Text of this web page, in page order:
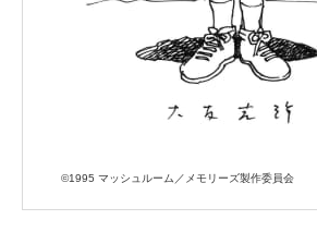
©1995 マッシュルーム／メモリーズ製作委員会